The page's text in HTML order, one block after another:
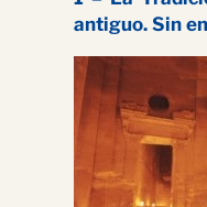
antiguo. Sin